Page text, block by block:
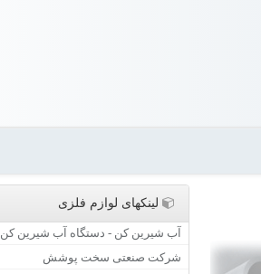
لینکهای لوازم فلزی
آب شیرین کن - دستگاه آب شیرین کن
شرکت صنعتی سخت پوشش